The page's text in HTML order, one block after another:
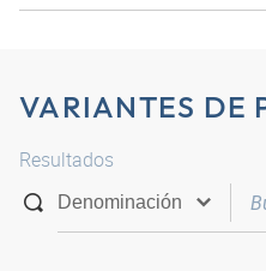
VARIANTES DE
Resultados